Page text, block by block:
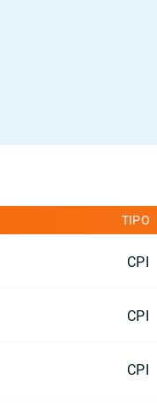
TIPO
CPI
CPI
CPI